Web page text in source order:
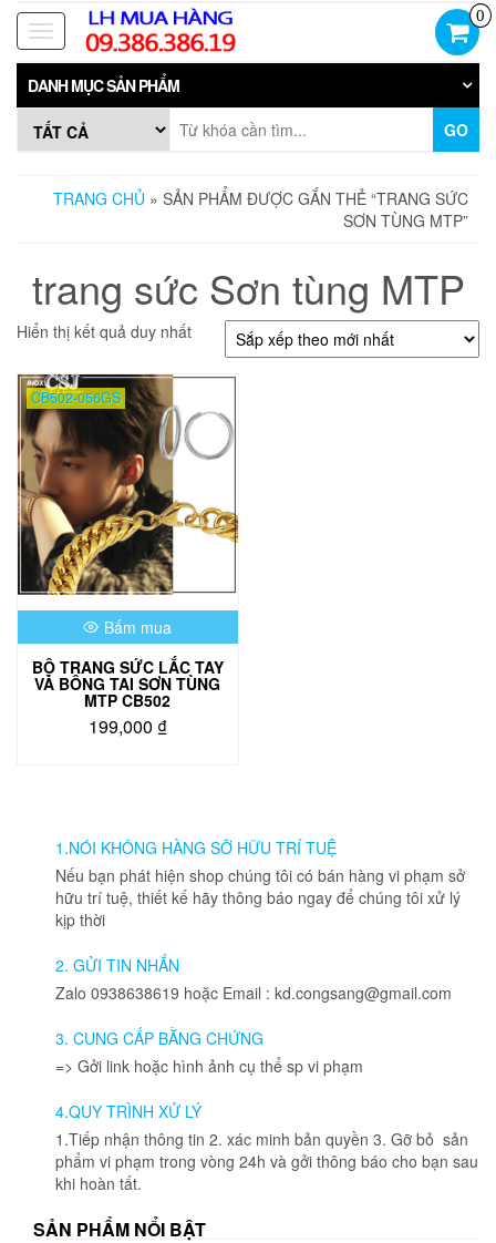
Skip
the
content
Toggle
navigation
0
DANH MỤC SẢN PHẨM
GO
TRANG CHỦ » SẢN PHẨM ĐƯỢC GẮN THẺ “TRANG SỨC
SƠN TÙNG MTP”
trang sức Sơn tùng MTP
Hiển thị kết quả duy nhất
CB502-056GS
Bấm mua
BỘ TRANG SỨC LẮC TAY
VÀ BÔNG TAI SƠN TÙNG
MTP CB502
199,000 ₫
1.NÓI KHÔNG HÀNG SỠ HỮU TRÍ TUỆ
Nếu bạn phát hiện shop chúng tôi có bán hàng vi phạm sở
hữu trí tuệ, thiết kế hãy thông báo ngay để chúng tôi xử lý
kịp thời
2. GỬI TIN NHẮN
Zalo 0938638619 hoặc Email : kd.congsang@gmail.com
3. CUNG CẤP BẰNG CHỨNG
=> Gởi link hoặc hình ảnh cụ thể sp vi phạm
4.QUY TRÌNH XỬ LÝ
1.Tiếp nhận thông tin 2. xác minh bản quyền 3. Gỡ bỏ sản
phẩm vi phạm trong vòng 24h và gởi thông báo cho bạn sau
khi hoàn tất.
SẢN PHẨM NỔI BẬT